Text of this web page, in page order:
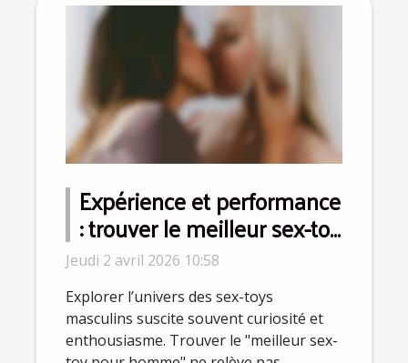
Expérience et performance
: trouver le meilleur sex-toy
pour homme
Jeudi 2 avril 2026 10:58
Explorer l’univers des sex-toys
masculins suscite souvent curiosité et
enthousiasme. Trouver le "meilleur sex-